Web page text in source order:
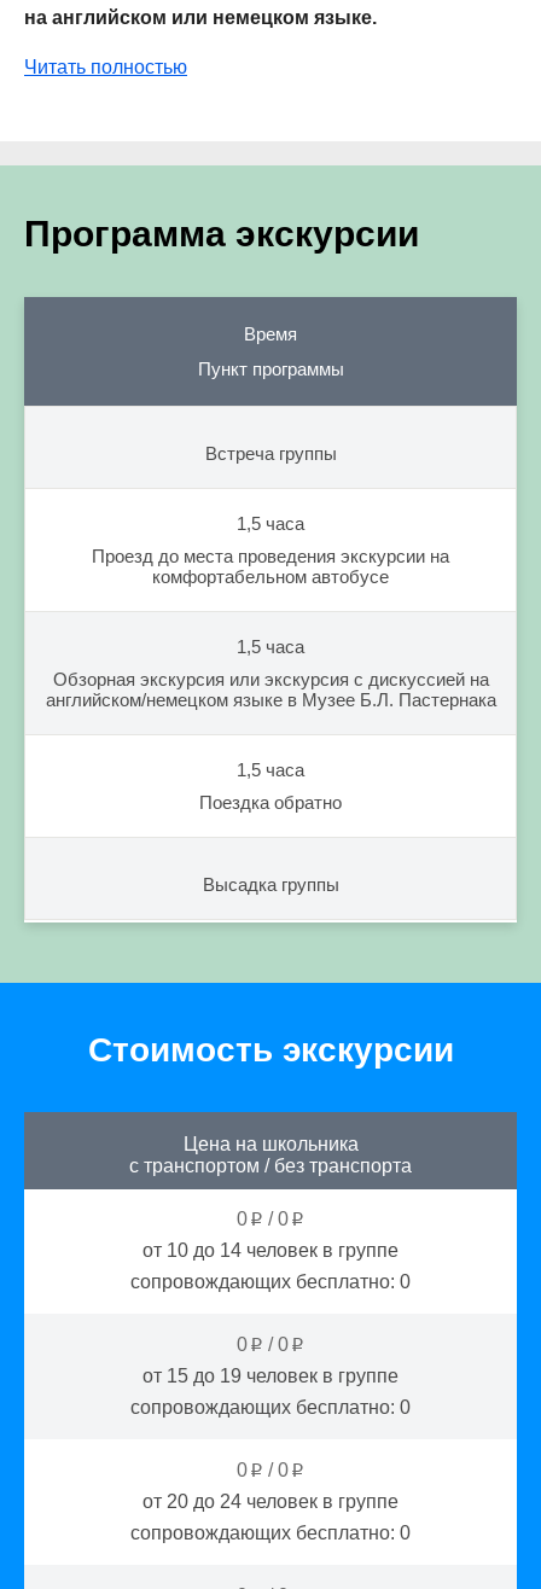
на английском или немецком языке.
Читать полностью
Программа экскурсии
Время
Пункт программы
Встреча группы
1,5 часа
Проезд до места проведения экскурсии на
комфортабельном автобусе
1,5 часа
Обзорная экскурсия или экскурсия с дискуссией на
английском/немецком языке в Музее Б.Л. Пастернака
1,5 часа
Поездка обратно
Высадка группы
Стоимость экскурсии
Цена на школьника
с транспортом / без транспорта
0 p /0 p
от 10 до 14 человек в группе
сопровождающих бесплатно: 0
0 p /0 p
от 15 до 19 человек в группе
сопровождающих бесплатно: 0
0 p /0 p
от 20 до 24 человек в группе
сопровождающих бесплатно: 0